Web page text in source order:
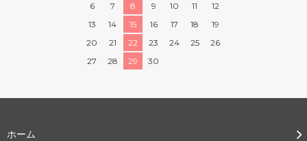
6
7 8 9 10 11
12
13
14 15 16 17 18
19
20
21 22 23 24 25
26
27
28 29 30
ホーム